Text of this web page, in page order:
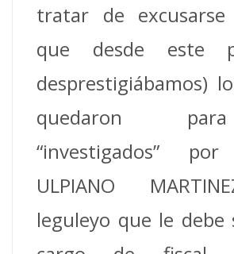
tratar de excusarse
que desde este
desprestigiábamos)
quedaron
“investigados”
ULPIANO
leguleyo que le debe